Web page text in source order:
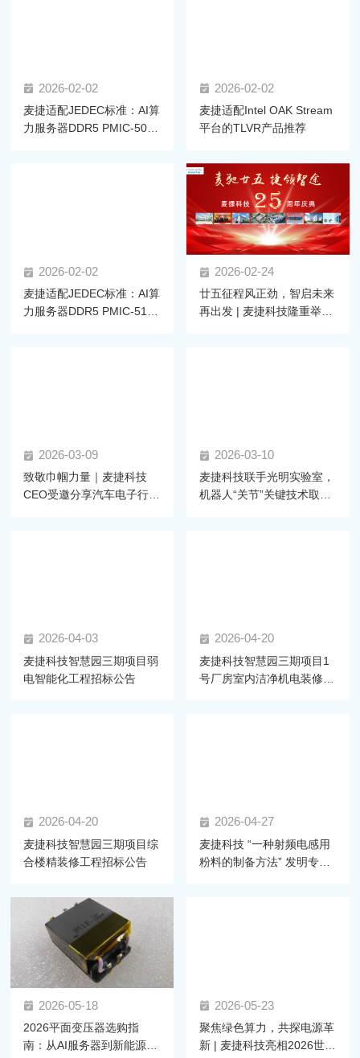
2026-02-02
麦捷适配JEDEC标准：AI算
力服务器DDR5 PMIC-5030
2026-02-02
麦捷适配Intel OAK Stream
平台的TLVR产品推荐
2026-02-02
麦捷适配JEDEC标准：AI算
力服务器DDR5 PMIC-5100
2026-02-24
廿五征程风正劲，智启未来
再出发 | 麦捷科技隆重举行
2026-03-09
致敬巾帼力量｜麦捷科技
CEO受邀分享汽车电子行业
2026-03-10
麦捷科技联手光明实验室，
机器人“关节”关键技术取得
2026-04-03
麦捷科技智慧园三期项目弱
电智能化工程招标公告
2026-04-20
麦捷科技智慧园三期项目1
号厂房室内洁净机电装修工
2026-04-20
麦捷科技智慧园三期项目综
合楼精装修工程招标公告
2026-04-27
麦捷科技 “一种射频电感用
粉料的制备方法” 发明专利
2026-05-18
2026平面变压器选购指
南：从AI服务器到新能源汽
2026-05-23
聚焦绿色算力，共探电源革
新 | 麦捷科技亮相2026世界